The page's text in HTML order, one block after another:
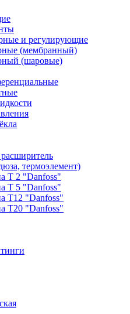
и регулирующие
(мембранный)
(шаровые)
термоэлемент)
Т 2 "Danfoss"
Т 5 "Danfoss"
Т12 "Danfoss"
Т20 "Danfoss"